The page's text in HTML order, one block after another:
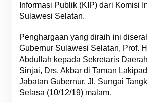
Informasi Publik (KIP) dari Komisi
Sulawesi Selatan.
Penghargaan yang diraih ini
Gubernur Sulawesi Selatan, Prof.
Abdullah kepada Sekretaris
Sinjai, Drs. Akbar di Taman
Jabatan Gubernur, Jl. Sungai
Selasa (10/12/19) malam.